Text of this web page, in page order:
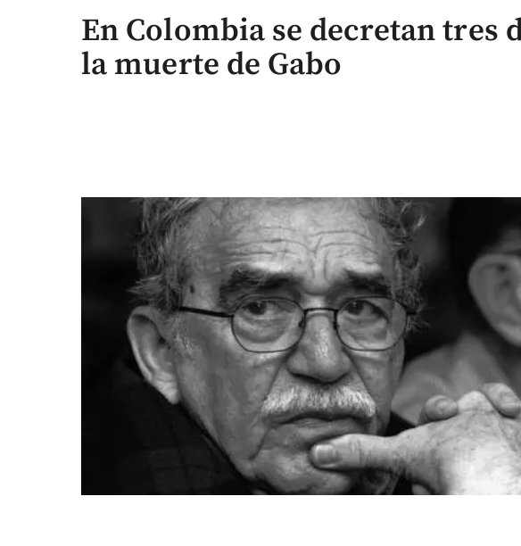
En Colombia se decretan tres
la muerte de Gabo